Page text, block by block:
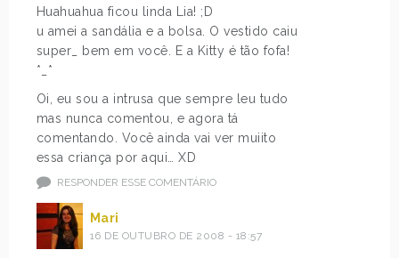
Huahuahua ficou linda Lia! ;D
u amei a sandália e a bolsa. O vestido caiu
super_ bem em você. E a Kitty é tão fofa!
*_*
Oi, eu sou a intrusa que sempre leu tudo
mas nunca comentou, e agora tá
comentando. Você ainda vai ver muiito
essa criança por aqui… XD
RESPONDER ESSE COMENTÁRIO
Mari
16 DE OUTUBRO DE 2008 - 18:57